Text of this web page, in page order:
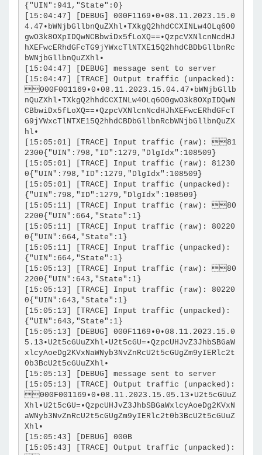
{"UIN":941,"State":0}
[15:04:47] [DEBUG] 000F1169•0•08.11.2023.15.0
4.47•bWNjbGllbnQuZXhl•TXkgQ2hhdCCXINLw4OLq6O0
gwO3k8OXpIDQwNCBbwiDx5fLoXQ==•QzpcVXNlcnNcdHJ
hXEFwcERhdGFcTG9jYWxcTlNTXE15Q2hhdCBDbGllbnRc
bWNjbGllbnQuZXhl•
[15:04:47] [DEBUG] message sent to server
[15:04:47] [TRACE] Output traffic (unpacked):
000F001169•0•08.11.2023.15.04.47•bWNjbGllb
nQuZXhl•TXkgQ2hhdCCXINLw4OLq6O0gwO3k8OXpIDQwN
CBbwiDx5fLoXQ==•QzpcVXNlcnNcdHJhXEFwcERhdGFcT
G9jYWxcTlNTXE15Q2hhdCBDbGllbnRcbWNjbGllbnQuZX
hl•
[15:05:01] [TRACE] Input traffic (raw): 81
2300{"UIN":798,"ID":1279,"DlgIdx":108509}
[15:05:01] [TRACE] Input traffic (raw): 81230
0{"UIN":798,"ID":1279,"DlgIdx":108509}
[15:05:01] [TRACE] Input traffic (unpacked):
{"UIN":798,"ID":1279,"DlgIdx":108509}
[15:05:11] [TRACE] Input traffic (raw): 80
2200{"UIN":664,"State":1}
[15:05:11] [TRACE] Input traffic (raw): 80220
0{"UIN":664,"State":1}
[15:05:11] [TRACE] Input traffic (unpacked):
{"UIN":664,"State":1}
[15:05:13] [TRACE] Input traffic (raw): 80
2200{"UIN":643,"State":1}
[15:05:13] [TRACE] Input traffic (raw): 80220
0{"UIN":643,"State":1}
[15:05:13] [TRACE] Input traffic (unpacked):
{"UIN":643,"State":1}
[15:05:13] [DEBUG] 000F1169•0•08.11.2023.15.0
5.13•U2t5cGUuZXhl•U2t5cGU=•QzpcUHJvZ3JhbSBGaW
xlcyAoeDg2KVxNaWNyb3NvZnRcU2t5cGUgZm9yIERlc2t
0b3BcU2t5cGUuZXhl•
[15:05:13] [DEBUG] message sent to server
[15:05:13] [TRACE] Output traffic (unpacked):
000F001169•0•08.11.2023.15.05.13•U2t5cGUuZ
Xhl•U2t5cGU=•QzpcUHJvZ3JhbSBGaWxlcyAoeDg2KVxN
aWNyb3NvZnRcU2t5cGUgZm9yIERlc2t0b3BcU2t5cGUuZ
Xhl•
[15:05:43] [DEBUG] 000B
[15:05:43] [TRACE] Output traffic (unpacked):